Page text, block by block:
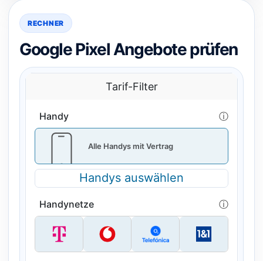
RECHNER
Google Pixel Angebote prüfen